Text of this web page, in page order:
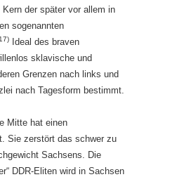
der später vor allem in
sogenannten
17)
Ideal des braven
sklavische und
Grenzen nach links und
nach Tagesform bestimmt.
Mitte hat einen
Sie zerstört das schwer zu
Sachsens. Die
DDR-Eliten wird in Sachsen